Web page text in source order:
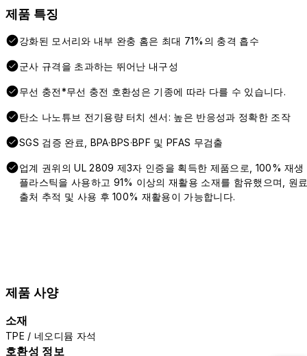
제품 특징
강화된 모서리와 내부 완충 홈은 최대 71%의 충격 흡수
군사 규격을 초과하는 뛰어난 내구성
무선 충전*무선 충전 호환성은 기종에 따라 다를 수 있습니다.
탄소 나노튜브 전기용량 터치 센서: 높은 반응성과 정확한 조작
SGS 검증 완료, BPA·BPS·BPF 및 PFAS 무검출
업계 권위의 UL 2809 제3자 인증을 획득한 제품으로, 100% 재생
플라스틱을 사용하고 91% 이상의 재활용 소재를 함유했으며, 원
출처 추적 및 사용 후 100% 재활용이 가능합니다.
제품 사양
소재
TPE / 네오디뮴 자석
호환성 정보